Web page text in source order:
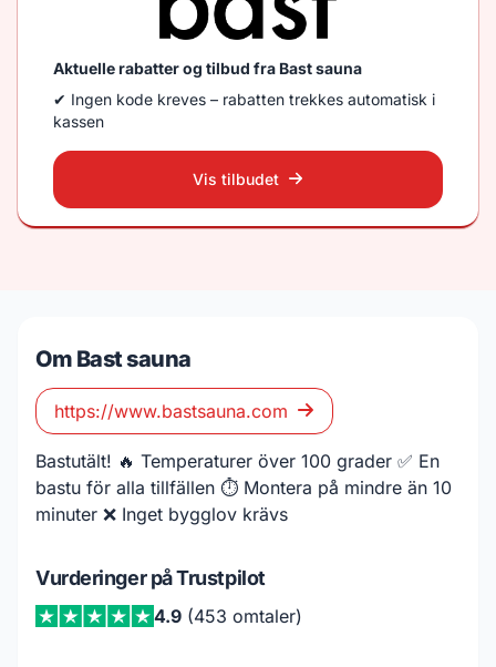
Aktuelle rabatter og tilbud fra Bast sauna
✔ Ingen kode kreves – rabatten trekkes automatisk i
kassen
Vis tilbudet
Om Bast sauna
https://www.bastsauna.com
Bastutält! 🔥 Temperaturer över 100 grader ✅ En
bastu för alla tillfällen ⏱ Montera på mindre än 10
minuter ❌ Inget bygglov krävs
Vurderinger på Trustpilot
4.9(453 omtaler)